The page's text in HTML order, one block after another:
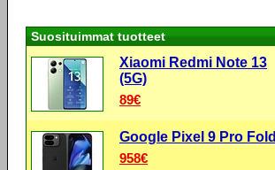
Suosituimmat tuotteet
Xiaomi Redmi Note 13
(5G)
89€
Google Pixel 9 Pro Fold
958€